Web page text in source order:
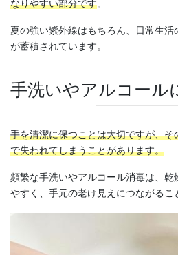
なりやすい部分です。
夏の強い紫外線はもちろん、日常生
が蓄積されています。
手洗いやアルコール
手を清潔に保つことは大切ですが、
で失われてしまうことがあります。
頻繁な手洗いやアルコール消毒は、乾
やすく、手元の老け見えにつながるこ